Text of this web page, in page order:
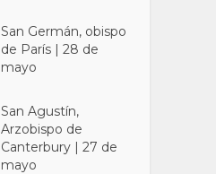
San Germán, obispo
de París | 28 de
mayo
San Agustín,
Arzobispo de
Canterbury | 27 de
mayo